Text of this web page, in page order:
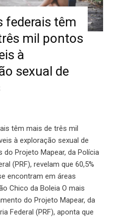
federais têm
mil pontos
à
sexual de
têm mais de três mil
à exploração sexual de
do Projeto Mapear, da Polícia
(PRF), revelam que 60,5%
encontram em áreas
Chico da Boleia O mais
do Projeto Mapear, da
Federal (PRF), aponta que